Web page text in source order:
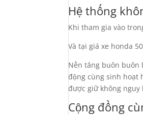
Hệ thống
Khi tham gia vào
Và tại giá xe honda
Nền tảng buôn buôn
động cùng sinh hoạt
được giữ không nguy
Cộng đồng